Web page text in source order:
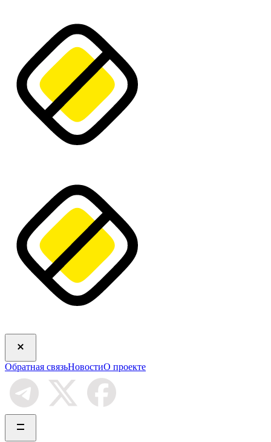
Обратная связьНовостиО проекте